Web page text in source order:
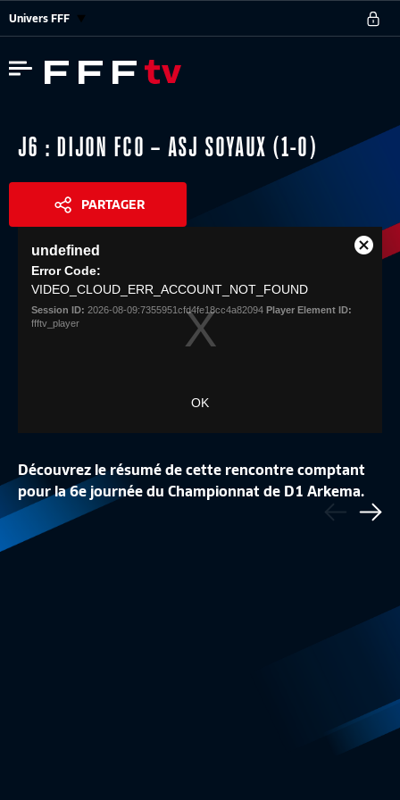
Univers FFF
J6 : DIJON FCO – ASJ SOYAUX (1-0)
PARTAGER
Share
modal
undefined
Error Code:
VIDEO_CLOUD_ERR_ACCOUNT_NOT_FOUND
Session ID: 2026-08-09:7355951cfd4fe18cc4a82094 Player Element ID:
ffftv_player
OK
Close
Découvrez le résumé de cette rencontre comptant
pour la 6e journée du Championnat de D1 Arkema.
Précédent
FINALE : OLYMPIQUE LYONNAIS - PARIS-SG
(2-1)
D1 Arkema
DEMI-FINALE :
STADE DE REIMS